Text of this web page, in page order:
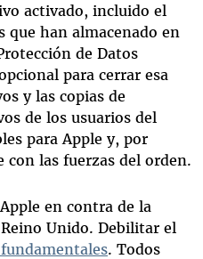
activado, incluido el
que han almacenado en
de Datos
para cerrar esa
y las copias de
de los usuarios del
para Apple y, por
las fuerzas del orden.
en contra de la
Unido. Debilitar el
. Todos